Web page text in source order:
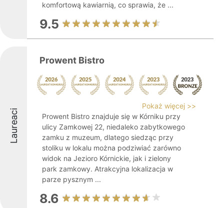
komfortową kawiarnią, co sprawia, że ...
9.5
Laureaci
Prowent Bistro
Pokaż więcej >>
Prowent Bistro znajduje się w Kórniku przy
ulicy Zamkowej 22, niedaleko zabytkowego
zamku z muzeum, dlatego siedząc przy
stoliku w lokalu można podziwiać zarówno
widok na Jezioro Kórnickie, jak i zielony
park zamkowy. Atrakcyjna lokalizacja w
parze pysznym ...
8.6